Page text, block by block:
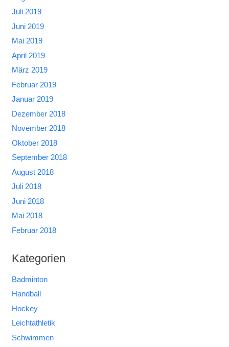
Juli 2019
Juni 2019
Mai 2019
April 2019
März 2019
Februar 2019
Januar 2019
Dezember 2018
November 2018
Oktober 2018
September 2018
August 2018
Juli 2018
Juni 2018
Mai 2018
Februar 2018
Kategorien
Badminton
Handball
Hockey
Leichtathletik
Schwimmen